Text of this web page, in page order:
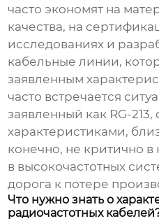
часто экономят на
качества, на
исследованиях и
кабельные линии,
заявленным
часто встречается
заявленный как RG-
характеристиками,
конечно, не критично в
в высокочастотных
дорога к потере
Что нужно знать о
радиочастотных